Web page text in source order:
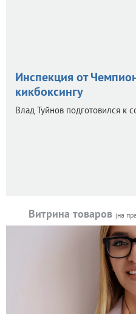
Инспекция от
кикбоксингу
Влад Туйнов подготовился к
Витрина товаров (на